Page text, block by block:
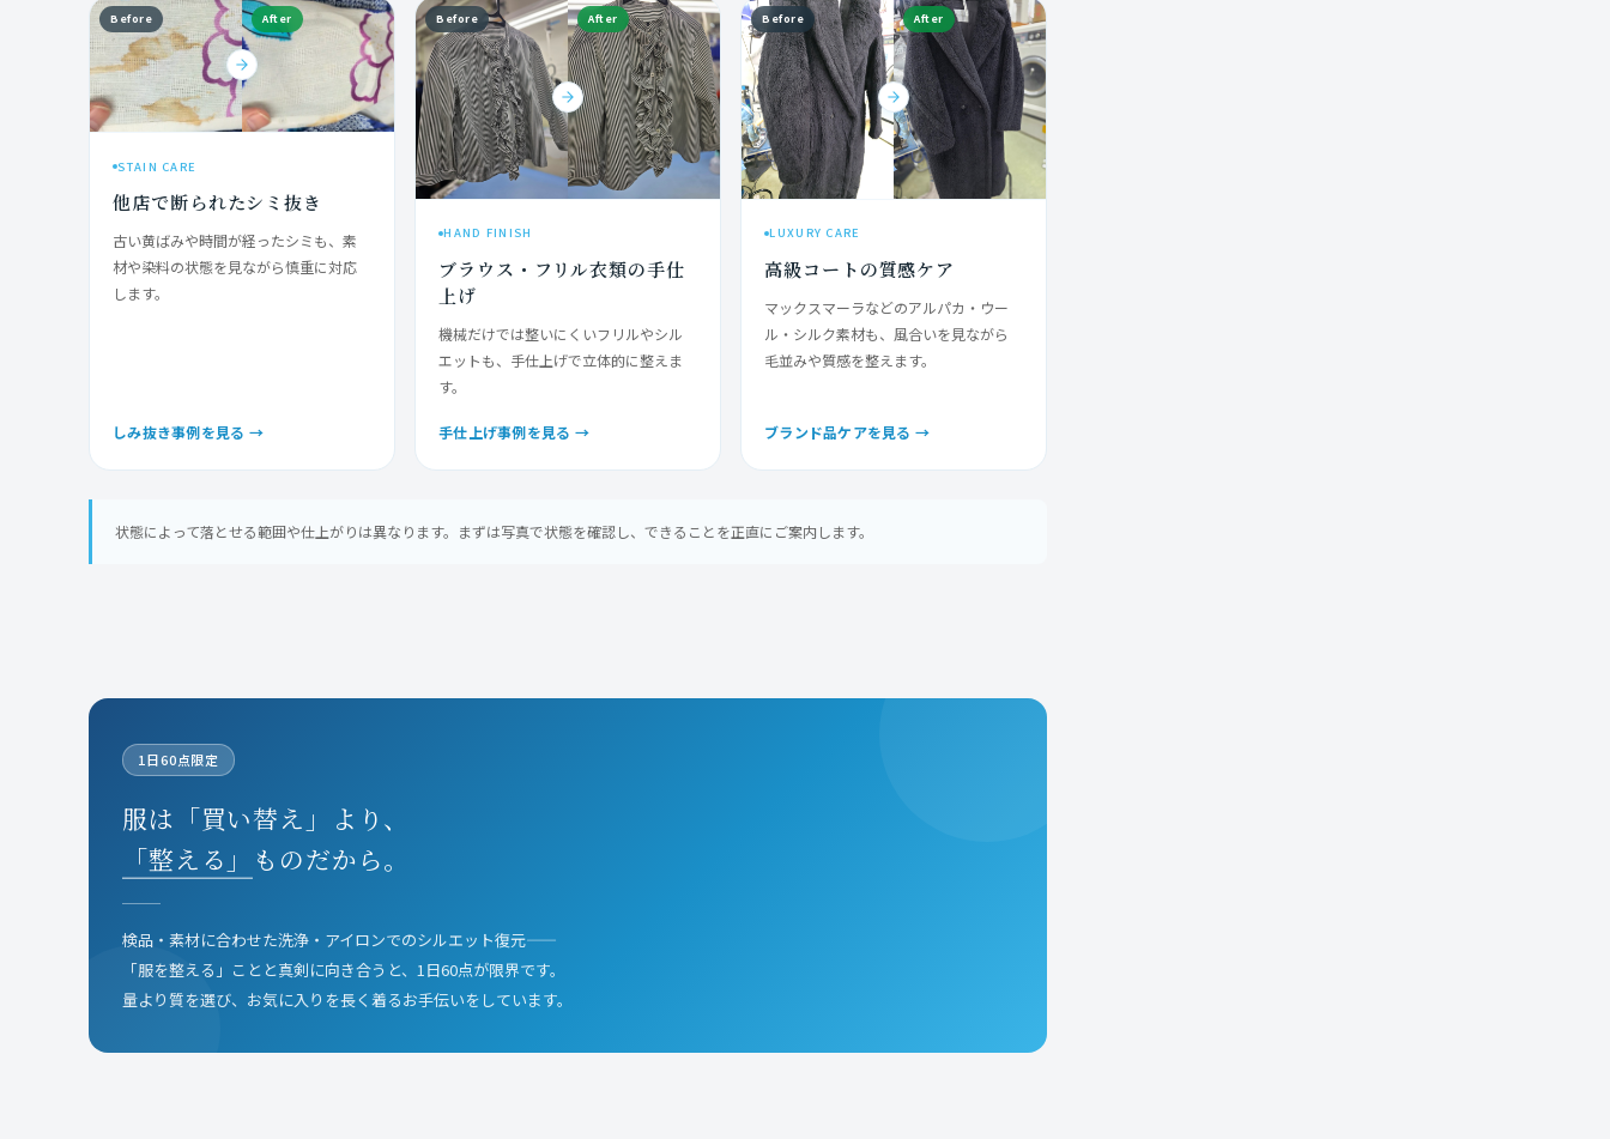
Before After
STAIN CARE
他店で断られたシミ抜き
古い黄ばみや時間が経ったシミも、素
材や染料の状態を見ながら慎重に対応
します。
しみ抜き事例を見る →
Before After
HAND FINISH
ブラウス・フリル衣類の手仕
上げ
機械だけでは整いにくいフリルやシル
エットも、手仕上げで立体的に整えま
す。
手仕上げ事例を見る →
Before After
LUXURY CARE
高級コートの質感ケア
マックスマーラなどのアルパカ・ウー
ル・シルク素材も、風合いを見ながら
毛並みや質感を整えます。
ブランド品ケアを見る →
状態によって落とせる範囲や仕上がりは異なります。まずは写真で状態を確認し、できることを正直にご案内します。
1日60点限定
服は「買い替え」より、
「整える」
ものだから。
検品・素材に合わせた洗浄・アイロンでのシルエット復元——
「服を整える」ことと真剣に向き合うと、1日60点が限界です。
量より質を選び、お気に入りを長く着るお手伝いをしています。